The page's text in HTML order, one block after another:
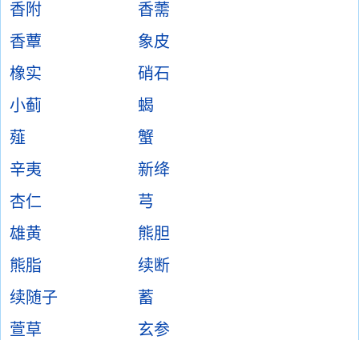
香附
香薷
香蕈
象皮
橡实
硝石
小蓟
蝎
薤
蟹
辛夷
新绛
杏仁
芎
雄黄
熊胆
熊脂
续断
续随子
蓄
萱草
玄参